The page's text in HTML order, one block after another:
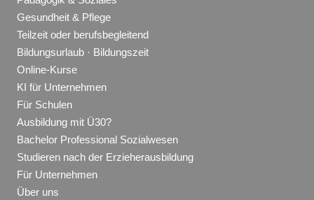
Gesundheit & Pflege
Teilzeit oder berufsbegleitend
Bildungsurlaub · Bildungszeit
Online-Kurse
KI für Unternehmen
Für Schulen
Ausbildung mit Ü30?
Bachelor Professional Sozialwesen
Studieren nach der Erzieherausbildung
Für Unternehmen
Über uns